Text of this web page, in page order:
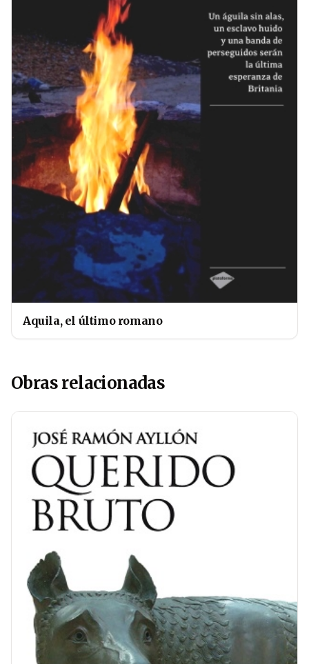
Aquila, el último romano
Obras relacionadas